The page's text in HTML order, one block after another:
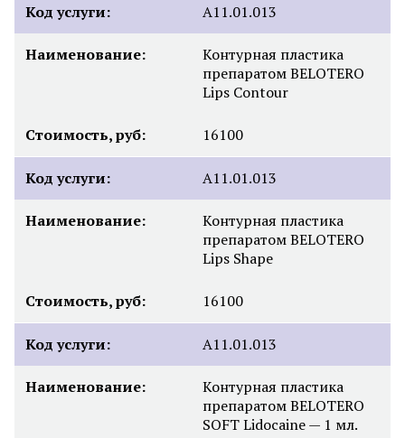
Код услуги: А11.01.013
Наименование:
Контурная пластика
препаратом BELOTERO
Lips Contour
Стоимость, руб: 16100
Код услуги: А11.01.013
Наименование:
Контурная пластика
препаратом BELOTERO
Lips Shape
Стоимость, руб: 16100
Код услуги: А11.01.013
Наименование:
Контурная пластика
препаратом BELOTERO
SOFT Lidocaine — 1 мл.